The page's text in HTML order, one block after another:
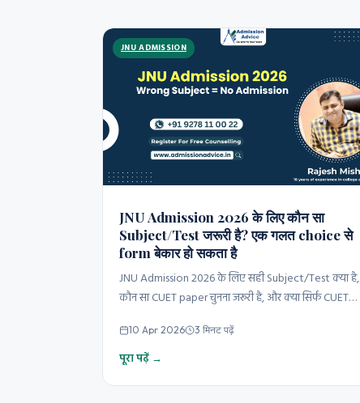
JNU ADMISSION
JNU Admission 2026 के लिए कौन सा
Subject/Test जरूरी है? एक गलत choice से
form बेकार हो सकता है
JNU Admission 2026 के लिए सही Subject/Test क्या है,
कौन सा CUET paper चुनना जरूरी है, और क्या सिर्फ CUET…
10 Apr 2026 3 मिनट पढ़ें
पूरा पढ़ें →